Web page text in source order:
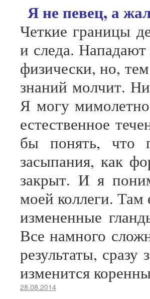
Я не певец, а
Четкие границы
и следа.
физически, но,
знаний молчит.
Я могу
естественное
бы понять, что
засыпания, как
закрыт. И я
моей коллеги. Там
измененные
Все намного
результаты,
изменится
28.08.2014